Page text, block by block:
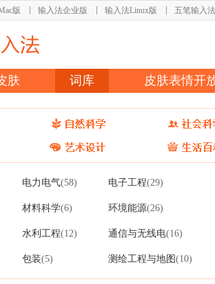
版 输入法企业版 输入法Linux版 五笔输入法
肤 词库 皮肤表情开
电力电气(58) 电子工程(29)
材料科学(6) 环境能源(26)
水利工程(12) 通信与无线电(16)
包装(5) 测绘工程与地图(10)